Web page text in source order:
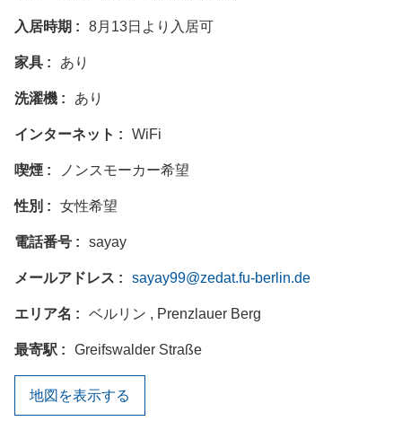
入居時期 8月13日より入居可
家具 あり
洗濯機 あり
インターネット WiFi
喫煙 ノンスモーカー希望
性別 女性希望
電話番号 sayay
メールアドレス sayay99@zedat.fu-berlin.de
エリア名 ベルリン , Prenzlauer Berg
最寄駅 Greifswalder Straße
地図を表示する